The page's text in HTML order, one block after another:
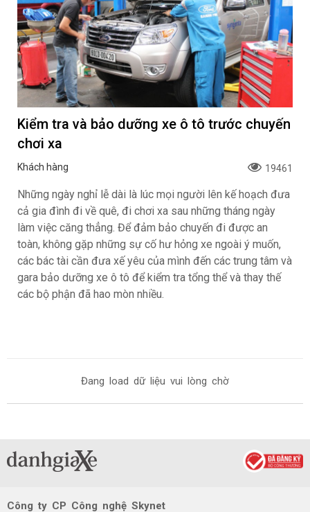
Kiểm tra và bảo dưỡng xe ô tô trước chuyến
chơi xa
Khách hàng 19461
Những ngày nghỉ lễ dài là lúc mọi người lên kế hoạch đưa
cả gia đình đi về quê, đi chơi xa sau những tháng ngày
làm việc căng thẳng. Để đảm bảo chuyến đi được an
toàn, không gặp những sự cố hư hỏng xe ngoài ý muốn,
các bác tài cần đưa xế yêu của mình đến các trung tâm và
gara bảo dưỡng xe ô tô để kiểm tra tổng thể và thay thế
các bộ phận đã hao mòn nhiều.
Đang load dữ liệu vui lòng chờ
Công ty CP Công nghệ Skynet